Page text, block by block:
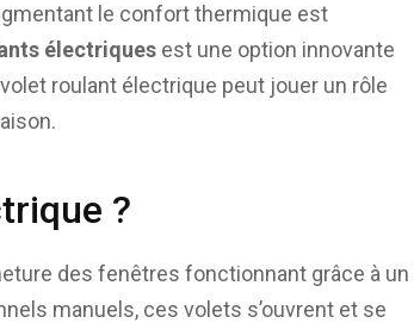
le confort thermique est
électriques est une option innovante
roulant électrique peut jouer un rôle
?
des fenêtres fonctionnant grâce à un
manuels, ces volets s’ouvrent et se